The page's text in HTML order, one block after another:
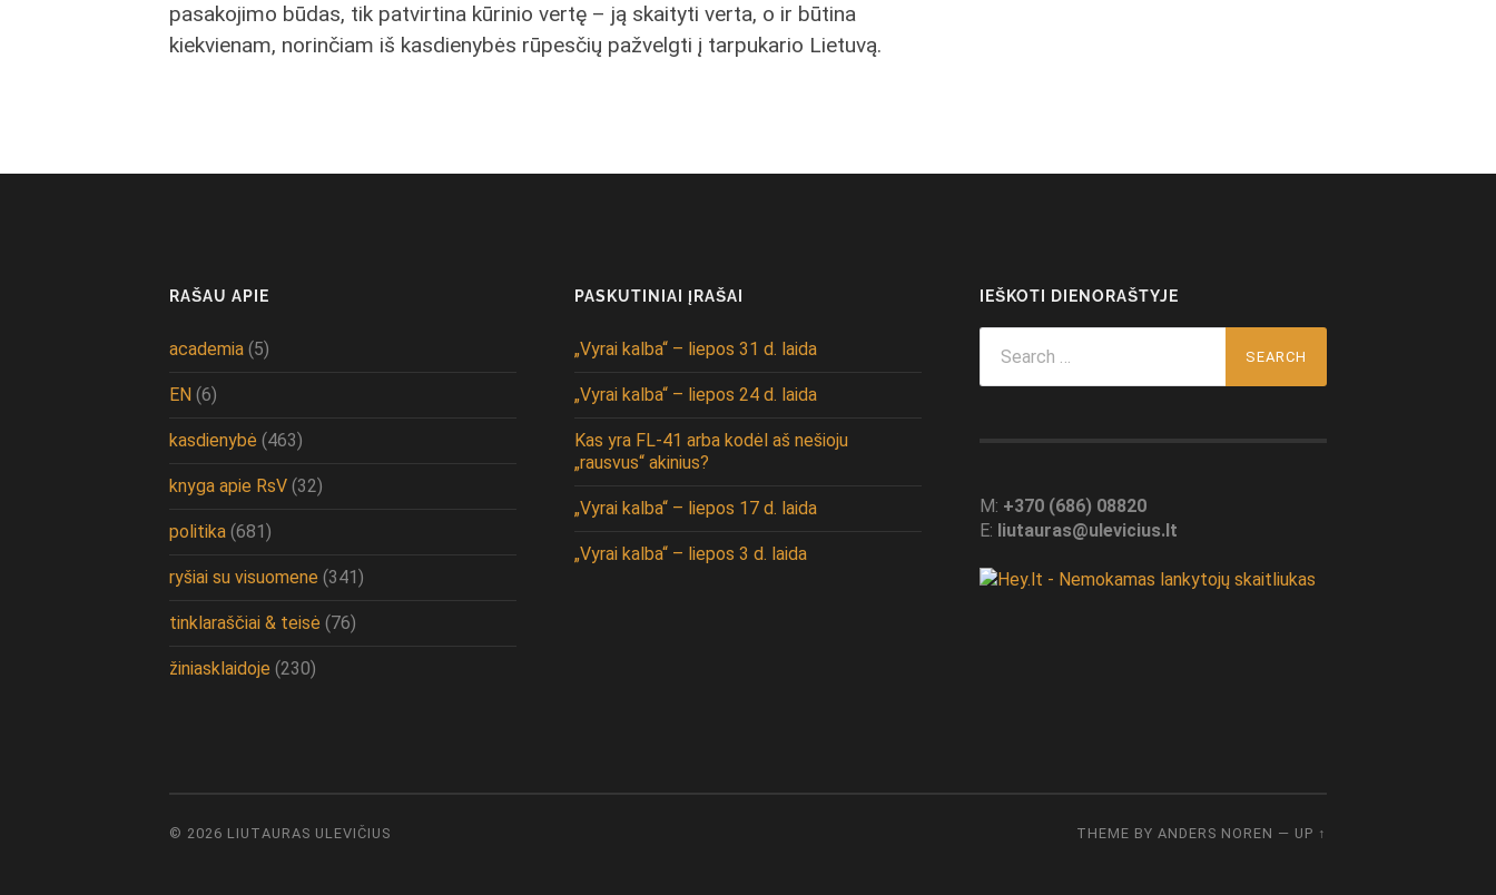
pasakojimo būdas, tik patvirtina kūrinio vertę – ją skaityti verta, o ir būtina
kiekvienam, norinčiam iš kasdienybės rūpesčių pažvelgti į tarpukario Lietuvą.
RAŠAU APIE
academia (5)
EN (6)
kasdienybė (463)
knyga apie RsV (32)
politika (681)
ryšiai su visuomene (341)
tinklaraščiai & teisė (76)
žiniasklaidoje (230)
PASKUTINIAI ĮRAŠAI
„Vyrai kalba“ – liepos 31 d. laida
„Vyrai kalba“ – liepos 24 d. laida
Kas yra FL-41 arba kodėl aš nešioju
„rausvus“ akinius?
„Vyrai kalba“ – liepos 17 d. laida
„Vyrai kalba“ – liepos 3 d. laida
IEŠKOTI DIENORAŠTYJE
for:
M: +370 (686) 08820
E: liutauras@ulevicius.lt
© 2026 LIUTAURAS ULEVIČIUS THEME BY ANDERS NOREN — UP ↑